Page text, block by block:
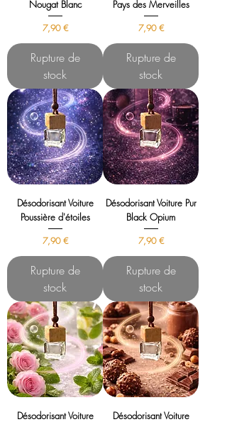
Nougat Blanc
Prix
7,90 €
Rupture de
stock
Pays des Merveilles
Prix
7,90 €
Rupture de
stock
Désodorisant Voiture
Poussière d'étoiles
Prix
7,90 €
Rupture de
stock
Désodorisant Voiture Pur
Black Opium
Prix
7,90 €
Rupture de
stock
Désodorisant Voiture
Désodorisant Voiture